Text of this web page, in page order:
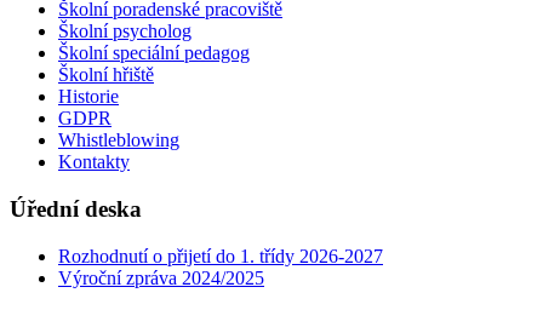
Školní poradenské pracoviště
Školní psycholog
Školní speciální pedagog
Školní hřiště
Historie
GDPR
Whistleblowing
Kontakty
Úřední deska
Rozhodnutí o přijetí do 1. třídy 2026-2027
Výroční zpráva 2024/2025